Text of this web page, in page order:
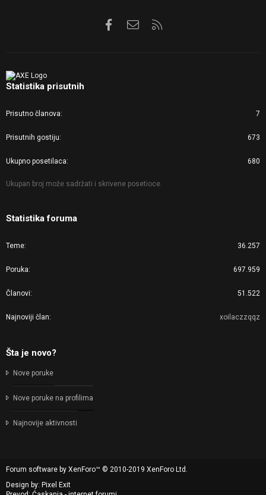
FacebookKontaktirajte nas
Statistika prisutnih
Prisutno članova 7
Prisutnih gostiju 673
Ukupno posetilaca 680
Ukupan broj može sadržati i skrivene posetioce.
Statistika foruma
Teme 36.257
Poruka 697.959
Članovi 51.522
Najnoviji član xoilaczzqqz
Šta je novo?
Nove poruke
Nove poruke na profilima
Najnovije aktivnosti
Forum software by XenForo™ © 2010-2019 XenForo Ltd.
Design by: Pixel Exit